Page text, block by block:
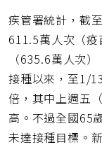
疾管署統計，截
611.5萬人次（
（635.6萬人次
接種以來，至1/
倍，其中上週五
高。不過全國65
未達接種目標。